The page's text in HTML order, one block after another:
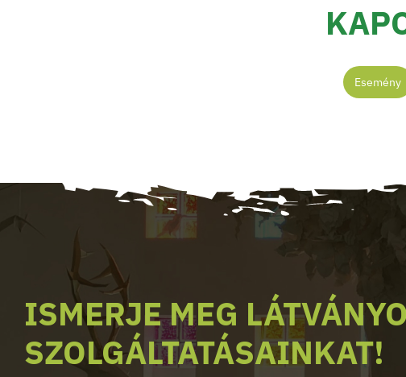
Esemény
ISMERJE MEG
SZOLGÁLTATÁSAINKAT!